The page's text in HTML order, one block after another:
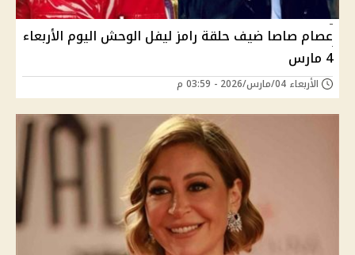
عصام صاصا ضيف حلقة رامز ليفل الوحش اليوم الأربعاء
4 مارس
الأربعاء 04/مارس/2026 - 03:59 م